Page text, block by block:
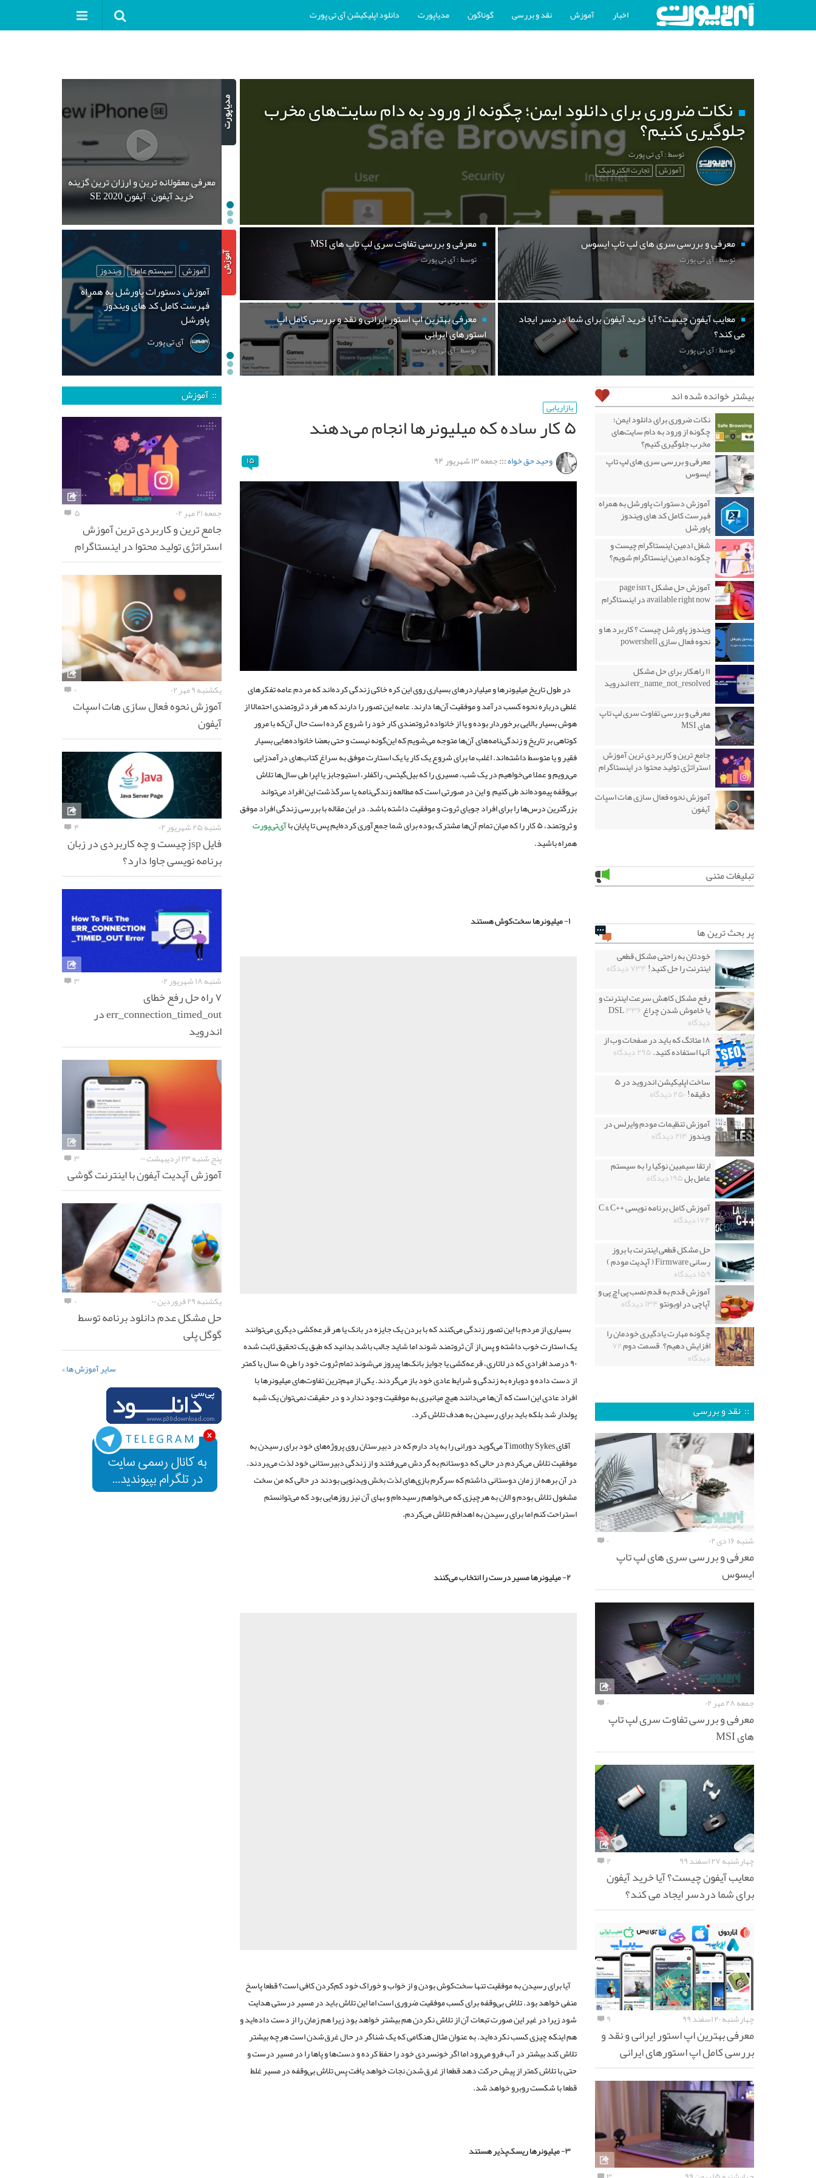
اخبار آموزش نقد و بررسی گوناگون مدیاپورت دانلود اپلیکیشن آی تی پورت
نکات ضروری برای دانلود ایمن؛ چگونه از ورود به دام سایت‌های مخرب
جلوگیری کنیم؟
توسط : آی تی پورت
آموزش تجارت الکترونیک
معرفی و بررسی سری های لپ تاپ ایسوس
توسط : آی تی پورت
معرفی و بررسی تفاوت سری لپ تاپ های MSI
توسط : آی تی پورت
معایب آیفون چیست؟ آیا خرید آیفون برای شما دردسر ایجاد
می کند؟
توسط : آی تی پورت
معرفی بهترین اپ استور ایرانی و نقد و بررسی کامل اپ
استورهای ایرانی
توسط : آی تی پورت
معرفی معقولانه ترین و ارزان ترین گزینه
خرید آیفون – آیفون SE 2020
آموزش سیستم عامل ویندوز
آموزش دستورات پاورشل به همراه
فهرست کامل کد های ویندوز
پاورشل
آی تی پورت
بازاریابی
۵ کار ساده که میلیونرها انجام می‌دهند
وحید حق خواه:::جمعه ۱۳ شهریور ۹۴ ۱۵
در طول تاریخ میلیونرها و میلیاردرهای بسیاری روی این کره خاکی زندگی کرده‌اند که مردم عامه تفکر‌های
غلطی درباره نحوه کسب درآمد و موفقیت آن‌ها دارند. عامه این تصور را دارند که هر فرد ثروتمندی احتمالا از
هوش بسیار بالایی برخوردار بوده و یا از خانواده ثروتمندی کار خود را شروع کرده است حال آن‌که با مرور
کوتاهی بر تاریخ و زندگی‌نامه‌های آن‌ها متوجه می‌شویم که این‌گونه نیست و حتی بعضا خانواده‌هایی بسیار
فقیر و یا متوسط داشته‌اند. اغلب ما برای شروع یک کار یا یک استارت موفق به سراغ کتاب‌های درآمد‌زایی
می‌رویم و عملا می‌خواهیم در یک شب، مسیری را که بیل‌گیتس، راکفلر، استیوجابز یا اپرا طی سال‌ها تلاش
بی‌وقفه پیموده‌اند طی کنیم; و این در صورتی است که مطالعه زندگی‌نامه یا سرگذشت این افراد می‌تواند
بزرگترین درس‌ها را برای افراد جویای ثروت و موفقیت داشته‌ باشد. در این مقاله با بررسی زندگی افراد موفق
و ثروتمند، ۵ کار را که میان تمام آن‌ها مشترک بوده برای شما جمع‌آوری کرده‌ایم پس تا پایان با
آی‌تی‌پورت
همراه باشید.
۱- میلیونرها سخت‌کوش هستند
بسیاری از مردم با این تصور زندگی می‌کنند که با بردن یک جایزه در بانک یا هر قرعه‌کشی دیگری می‌توانند
یک استارت خوب داشته و پس از آن ثروتمند شوند اما شاید جالب باشد بدانید که طبق یک تحقیق ثابت شده
۹۰ درصد افرادی که در لاتاری، قرعه‌کشی یا جوایز بانک‌ها پیروز می‌شوند تمام ثروت خود را طی ۵ سال یا کمتر
از دست داده و دوباره به زندگی و شرایط عادی خود باز می‌گردند. یکی از مهم‌ترین تفاوت‌های میلیونر‌ها با
افراد عادی این است که آن‌ها می‌دانند هیچ میانبری به موفقیت وجود ندارد و در حقیقت نمی‌توان یک‌ شبه
پولدار شد بلکه باید برای رسیدن به هدف تلاش کرد.
آقای Timothy Sykes می‌گوید دورانی را به یاد دارم که در دبیرستان روی پروژه‌های خود برای رسیدن به
موفقیت تلاش می‌کردم در حالی که دوستانم به گردش می‌رفتند و از زندگی دبیرستانی خود لذت می‌بردند.
در آن برهه از زمان دوستانی داشتم که سرگرم بازی‌های لذت بخش ویدئویی بودند در حالی که من سخت
مشغول تلاش بودم و الان به هرچیزی که می‌خواهم رسیده‌ام و بهای آن نیز روزهایی بود که می‌توانستم
استراحت کنم اما برای رسیدن به اهدافم تلاش می‌کردم.
۲- میلیونر‌ها مسیر درست را انتخاب می‌کنند
آیا برای رسیدن به موفقیت تنها سخت‌کوش بودن و از خواب و خوراک خود کم‌کردن کافی است؟ قطعا پاسخ
منفی خواهد بود. تلاش بی‌وقفه برای کسب موفقیت ضروری است اما این تلاش باید در مسیر درستی هدایت
شود زیرا در غیر این صورت تبعات آن از تلاش نکردن هم بیشتر خواهد بود زیرا هم زمان را از دست داده‌اید و
هم اینکه چیزی کسب نکرده‌اید. به عنوان مثال هنگامی که یک شناگر در حال غرق‌شدن است هرچه بیشتر
تلاش کند بیشتر در آب فرو می‌رود اما اگر خونسردی خود را حفظ کرده و دست‌ها و پاها را در مسیر درست و
حتی با تلاش کمتر از پیش حرکت دهد قطعا از غرق‌شدن نجات خواهد یافت پس تلاش بی‌وقفه در مسیر غلط
قطعا با شکست روبرو خواهد شد.
۳- میلیونر‌ها ریسک‌پذیر هستند
بیشتر خوانده شده اند
نکات ضروری برای دانلود ایمن؛
چگونه از ورود به دام سایت‌های
مخرب جلوگیری کنیم؟
معرفی و بررسی سری های لپ تاپ
ایسوس
آموزش دستورات پاورشل به همراه
فهرست کامل کد های ویندوز
پاورشل
شغل ادمین اینستاگرام چیست و
چگونه ادمین اینستاگرام شویم؟
آموزش حل مشکل page isn’t
available right now در اینستاگرام
ویندوز پاورشل چیست ؟ کاربرد ها و
نحوه فعال سازی powershell
۱۱ راهکار برای حل مشکل
err_name_not_resolved اندروید
معرفی و بررسی تفاوت سری لپ تاپ
های MSI
جامع ترین و کاربردی ترین آموزش
استراتژی تولید محتوا در اینستاگرام
آموزش نحوه فعال سازی هات اسپات
آیفون
تبلیغات متنی
پر بحث ترین ها
خودتان به راحتی مشکل قطعی
اینترنت را حل کنید!۷۳۴ دیدگاه
رفع مشکل کاهش سرعت اینترنت و
یا خاموش شدن چراغ DSL۳۳۶
دیدگاه
۱۸ متاتگ که باید در صفحات وب از
آنها استفاده کنید.۲۹۵ دیدگاه
ساخت اپلیکیشن اندروید در ۵
دقیقه!۲۵۰ دیدگاه
آموزش تنظیمات مودم وایرلس در
ویندوز۲۱۴ دیدگاه
ارتقا سیمبین نوکیا را به سیستم
عامل بل۱۹۵ دیدگاه
آموزش کامل برنامه نویسی ++C & C
۱۷۴ دیدگاه
حل مشکل قطعی اینترنت با بروز
رسانی Firmware ( آپدیت مودم )
۱۵۹ دیدگاه
آموزش قدم به قدم نصب پی اچ پی و
آپاچی در اوبونتو۱۳۴ دیدگاه
چگونه مهارت یادگیری خودمان را
افزایش دهیم؟ – قسمت دوم۷۲
دیدگاه
:: نقد و بررسی
شنبه ۱۶ دی ۰۲ ۰
معرفی و بررسی سری های لپ تاپ
ایسوس
جمعه ۲۸ مهر ۰۲ ۰
معرفی و بررسی تفاوت سری لپ تاپ
های MSI
چهارشنبه ۲۷ اسفند ۹۹ ۲
معایب آیفون چیست؟ آیا خرید آیفون
برای شما دردسر ایجاد می کند؟
چهارشنبه ۲۰ اسفند ۹۹ ۹
معرفی بهترین اپ استور ایرانی و نقد و
بررسی کامل اپ استورهای ایرانی
:: آموزش
جمعه ۲۱ مهر ۰۲ ۵
جامع ترین و کاربردی ترین آموزش
استراتژی تولید محتوا در اینستاگرام
یکشنبه ۹ مهر ۰۲ ۰
آموزش نحوه فعال سازی هات اسپات
آیفون
شنبه ۲۵ شهریور ۰۲ ۴
فایل jsp چیست و چه کاربردی در زبان
برنامه نویسی جاوا دارد؟
شنبه ۱۸ شهریور ۰۲ ۳
۷ راه حل رفع خطای
err_connection_timed_out در
اندروید
پنج شنبه ۲۳ اردیبهشت ۰۰ ۳
آموزش آپدیت آیفون با اینترنت گوشی
یکشنبه ۲۹ فروردین ۰۰ ۰
حل مشکل عدم دانلود برنامه توسط
گوگل پلی
سایر آموزش ها »